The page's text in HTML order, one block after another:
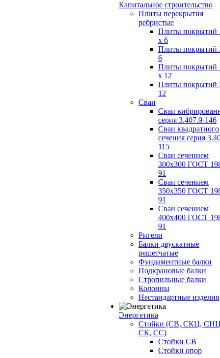
Капитальное строительство
Плиты перекрытия
ребристые
Плиты покрытий
x 6
Плиты покрытий
6
Плиты покрытий
x 12
Плиты покрытий
12
Сваи
Сваи
серия 3.407.9-146
Сваи квадратного
сечения серия
115
Сваи сечением
300х300 ГОСТ
91
Сваи сечением
350х350 ГОСТ
91
Сваи сечением
400х400 ГОСТ
91
Ригели
Балки двускатные
решетчатые
Фундаментные балки
Подкрановые балки
Стропильные балки
Колонны
Нестандартные изделия
Энергетика
Стойки (СВ, СКЦ,
СК, СС)
Стойки СВ
Стойки опор